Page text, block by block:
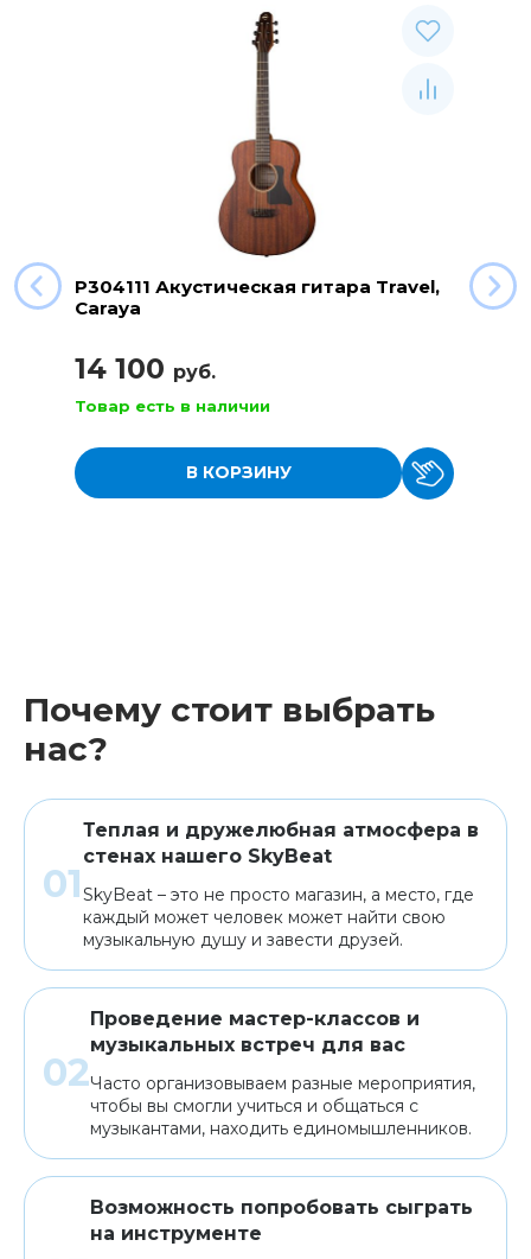
P304111 Акустическая гитара Travel,
Caraya
14 100 руб.
Товар есть в наличии
В КОРЗИНУ
Почему стоит выбрать
нас?
Теплая и дружелюбная атмосфера в
стенах нашего SkyBeat
SkyBeat – это не просто магазин, а место, где
каждый может человек может найти свою
музыкальную душу и завести друзей.
Проведение мастер-классов и
музыкальных встреч для вас
Часто организовываем разные мероприятия,
чтобы вы смогли учиться и общаться с
музыкантами, находить единомышленников.
Возможность попробовать сыграть
на инструменте